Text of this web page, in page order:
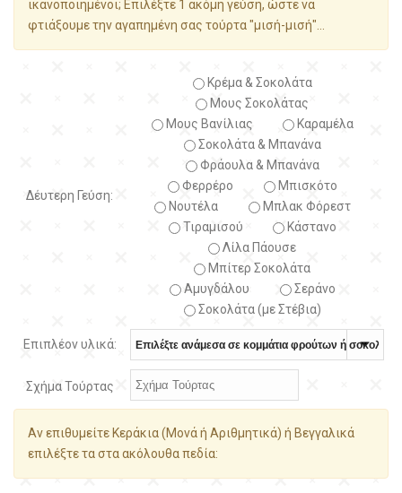
ικανοποιημένοι; Επιλέξτε 1 ακόμη γεύση, ώστε να
φτιάξουμε την αγαπημένη σας τούρτα "μισή-μισή"...
Δέυτερη Γεύση:
Κρέμα & Σοκολάτα
Μους Σοκολάτας
Μους Βανίλιας
Καραμέλα
Σοκολάτα & Μπανάνα
Φράουλα & Μπανάνα
Φερρέρο
Μπισκότο
Νουτέλα
Μπλακ Φόρεστ
Τιραμισού
Κάστανο
Λίλα Πάουσε
Μπίτερ Σοκολάτα
Αμυγδάλου
Σεράνο
Σοκολάτα (με Στέβια)
Επιπλέον υλικά:
Σχήμα Τούρτας
Αν επιθυμείτε Κεράκια (Μονά ή Αριθμητικά) ή Βεγγαλικά
επιλέξτε τα στα ακόλουθα πεδία: